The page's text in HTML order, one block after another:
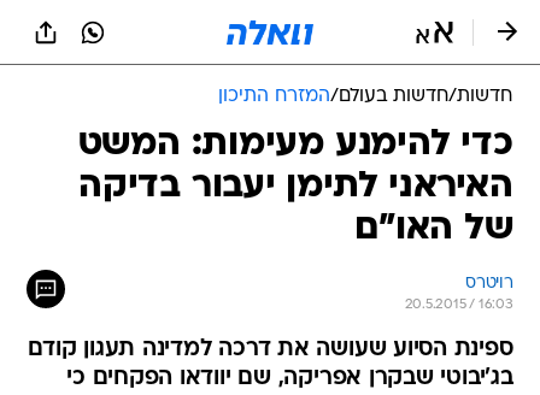
חדשות/חדשות בעולם/המזרח התיכון
כדי להימנע מעימות: המשט
האיראני לתימן יעבור בדיקה
של האו"ם
רויטרס
20.5.2015 / 16:03
ספינת הסיוע שעושה את דרכה למדינה תעגון קודם
בג'יבוטי שבקרן אפריקה, שם יוודאו הפקחים כי